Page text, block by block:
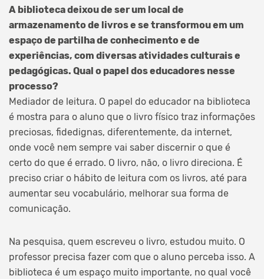
A biblioteca deixou de ser um local de
armazenamento de livros e se transformou em um
espaço de partilha de conhecimento e de
experiências, com diversas atividades culturais e
pedagógicas. Qual o papel dos educadores nesse
processo?
Mediador de leitura. O papel do educador na biblioteca
é mostra para o aluno que o livro físico traz informações
preciosas, fidedignas, diferentemente, da internet,
onde você nem sempre vai saber discernir o que é
certo do que é errado. O livro, não, o livro direciona. É
preciso criar o hábito de leitura com os livros, até para
aumentar seu vocabulário, melhorar sua forma de
comunicação.
Na pesquisa, quem escreveu o livro, estudou muito. O
professor precisa fazer com que o aluno perceba isso. A
biblioteca é um espaço muito importante, no qual você